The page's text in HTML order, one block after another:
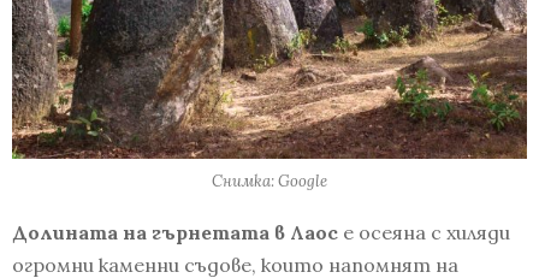
Снимка: Google
Долината на гърнетата в Лаос е осеяна с хиляди
огромни каменни съдове, които напомнят на